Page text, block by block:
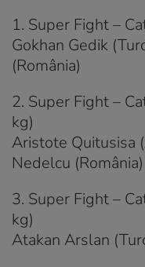
1. Super Fight –
Gokhan Gedik
(România)
2. Super Fight –
kg)
Aristote Quitusisa
Nedelcu (România)
3. Super Fight –
kg)
Atakan Arslan